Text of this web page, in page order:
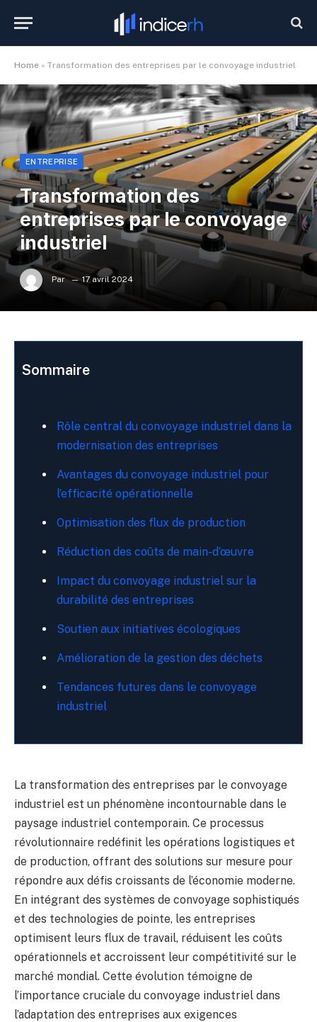
Home » Transformation des entreprises par le convoyage industriel
ENTREPRISE
Transformation des
entreprises par le convoyage
industriel
Par 17 avril 2024
Sommaire
Rôle central du convoyage industriel dans la
modernisation des entreprises
Avantages du convoyage industriel pour
l’efficacité opérationnelle
Optimisation des flux de production
Réduction des coûts de main-d’œuvre
Impact du convoyage industriel sur la
durabilité des entreprises
Soutien aux initiatives écologiques
Amélioration de la gestion des déchets
Tendances futures dans le convoyage
industriel
La transformation des entreprises par le convoyage
industriel est un phénomène incontournable dans le
paysage industriel contemporain. Ce processus
révolutionnaire redéfinit les opérations logistiques et
de production, offrant des solutions sur mesure pour
répondre aux défis croissants de l’économie moderne.
En intégrant des systèmes de convoyage sophistiqués
et des technologies de pointe, les entreprises
optimisent leurs flux de travail, réduisent les coûts
opérationnels et accroissent leur compétitivité sur le
marché mondial. Cette évolution témoigne de
l’importance cruciale du convoyage industriel dans
l’adaptation des entreprises aux exigences